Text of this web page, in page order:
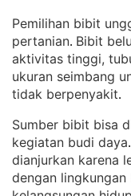
Pemilihan bibit
pertanian. Bibit
aktivitas tinggi,
ukuran seimbang
tidak berpenyakit.
Sumber bibit bisa
kegiatan budi daya.
dianjurkan karena
dengan